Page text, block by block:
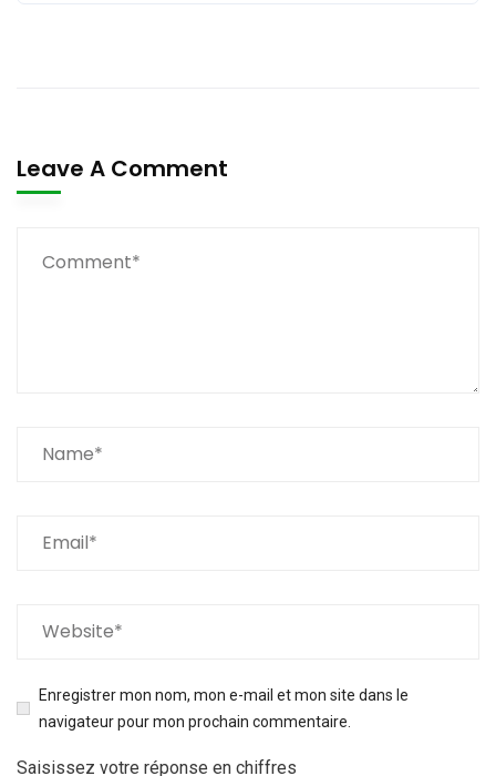
Leave A Comment
Enregistrer mon nom, mon e-mail et mon site dans le
navigateur pour mon prochain commentaire.
Saisissez votre réponse en chiffres